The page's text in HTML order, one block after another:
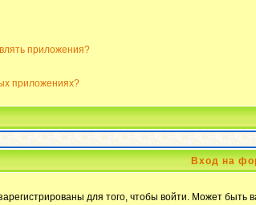
приложения?
приложениях?
Вход на
для того, чтобы войти. Может